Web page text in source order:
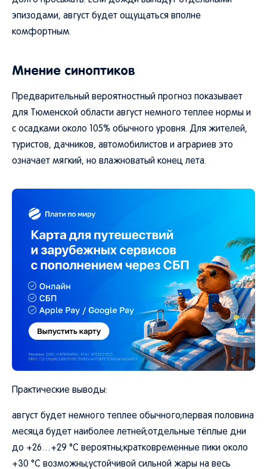
эпизодами, август будет ощущаться вполне
комфортным.
Мнение синоптиков
Предварительный вероятностный прогноз показывает
для Тюменской области август немного теплее нормы и
с осадками около 105% обычного уровня. Для жителей,
туристов, дачников, автомобилистов и аграриев это
означает мягкий, но влажноватый конец лета.
Практические выводы:
август будет немного теплее обычного;первая половина
месяца будет наиболее летней;отдельные тёплые дни
до +26…+29 °C вероятны;кратковременные пики около
+30 °C возможны;устойчивой сильной жары на весь